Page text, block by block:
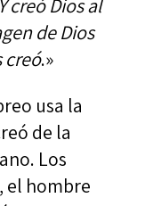
de Dios
creó.»
usa la
Los
el hombre